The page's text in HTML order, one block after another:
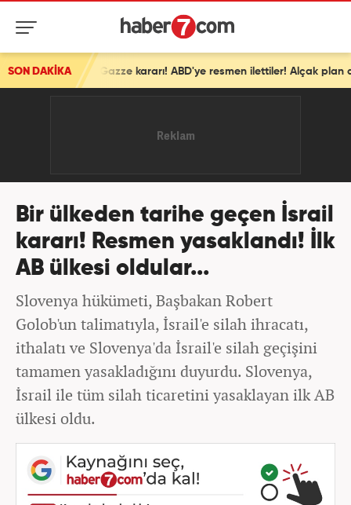
SON DAKİKA İsrail'den ortalığı karıştıracak Gazze kararı! ABD'ye resmen ilettiler! Alçak plan devrede
Bir ülkeden tarihe geçen İsrail
kararı! Resmen yasaklandı! İlk
AB ülkesi oldular...
Slovenya hükümeti, Başbakan Robert
Golob'un talimatıyla, İsrail'e silah ihracatı,
ithalatı ve Slovenya'da İsrail'e silah geçişini
tamamen yasakladığını duyurdu. Slovenya,
İsrail ile tüm silah ticaretini yasaklayan ilk AB
ülkesi oldu.